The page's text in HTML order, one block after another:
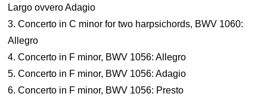
Largo ovvero Adagio
3. Concerto in C minor for two harpsichords, BWV 1060:
Allegro
4. Concerto in F minor, BWV 1056: Allegro
5. Concerto in F minor, BWV 1056: Adagio
6. Concerto in F minor, BWV 1056: Presto